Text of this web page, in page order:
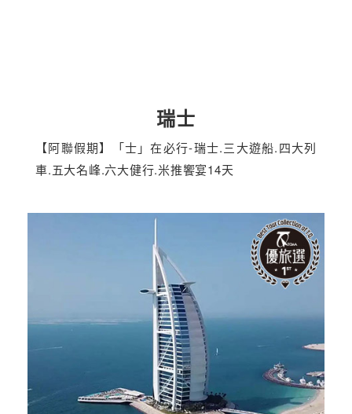
瑞士
【阿聯假期】「士」在必行-瑞士.三大遊船.四大列
車.五大名峰.六大健行.米推饗宴14天